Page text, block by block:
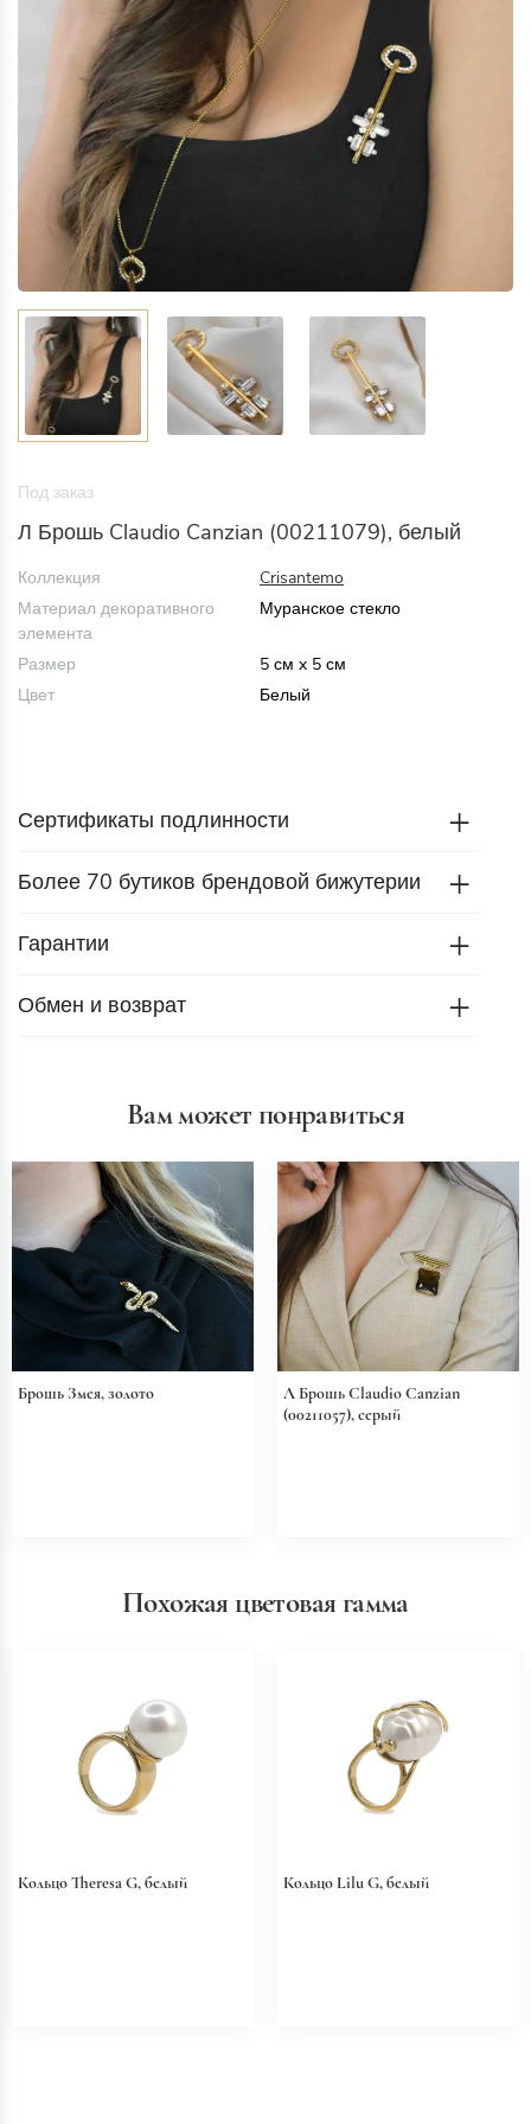
Под заказ
Л Брошь Claudio Canzian (00211079), белый
Коллекция
Crisantemo
Материал декоративного
элемента
Муранское стекло
Размер
5 см x 5 см
Цвет
Белый
Сертификаты подлинности
Более 70 бутиков брендовой бижутерии
Гарантии
Обмен и возврат
Вам может понравиться
Брошь Змея, золото
Л Брошь Claudio Canzian
(00211057), серый
Похожая цветовая гамма
Кольцо Theresa G, белый Кольцо Lilu G, белый